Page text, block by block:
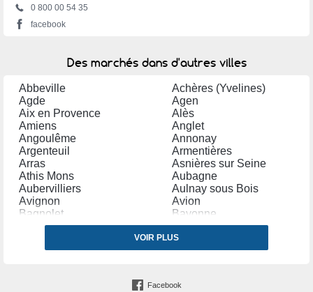
0 800 00 54 35
facebook
Des marchés dans d'autres villes
Abbeville
Achères (Yvelines)
Agde
Agen
Aix en Provence
Alès
Amiens
Anglet
Angoulême
Annonay
Argenteuil
Armentières
Arras
Asnières sur Seine
Athis Mons
Aubagne
Aubervilliers
Aulnay sous Bois
Avignon
Avion
Bagnolet
Bayonne
Bègles
Belfort
Béthune
Béziers
Blagnac
Bourges
VOIR PLUS
Facebook